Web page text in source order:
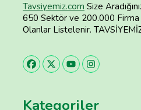
Tavsiyemiz.com Size
650 Sektör ve 200.000 Firma
Olanlar Listelenir.
Kategoriler